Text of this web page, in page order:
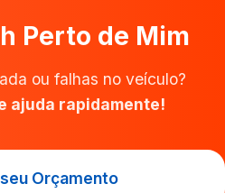
Perto de Mim
ou falhas no veículo?
ajuda rapidamente!
Orçamento